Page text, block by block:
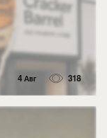
4 Авг 318